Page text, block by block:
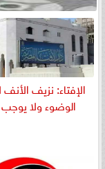
الإفتاء: نزيف
الوضوء ولا يوجب